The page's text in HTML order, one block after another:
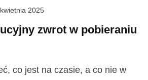
2025
zwrot w pobieraniu
co jest na czasie, a co nie w